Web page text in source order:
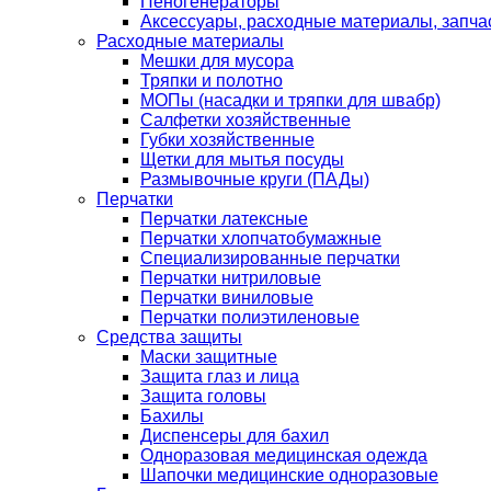
Аксессуары, расходные материалы,
Расходные материалы
Мешки для мусора
Тряпки и полотно
МОПы (насадки и тряпки для швабр)
Салфетки хозяйственные
Губки хозяйственные
Щетки для мытья посуды
Размывочные круги (ПАДы)
Перчатки
Перчатки латексные
Перчатки хлопчатобумажные
Специализированные перчатки
Перчатки нитриловые
Перчатки виниловые
Перчатки полиэтиленовые
Средства защиты
Маски защитные
Защита глаз и лица
Защита головы
Бахилы
Диспенсеры для бахил
Одноразовая медицинская одежда
Шапочки медицинские одноразовые